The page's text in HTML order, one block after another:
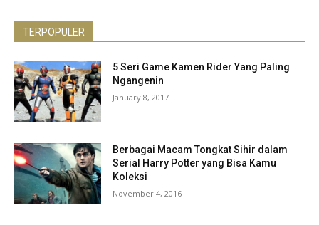
TERPOPULER
5 Seri Game Kamen Rider Yang Paling
Ngangenin
January 8, 2017
Berbagai Macam Tongkat Sihir dalam
Serial Harry Potter yang Bisa Kamu
Koleksi
November 4, 2016